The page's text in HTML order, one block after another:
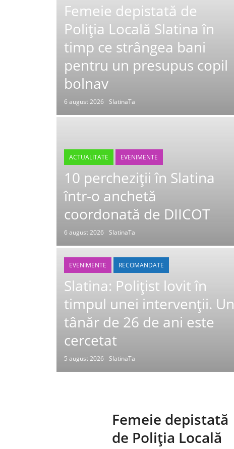
Femeie depistată de
Poliția Locală Slatina în
timp ce strângea bani
pentru un presupus copil
bolnav
6 august 2026 SlatinaTa
ACTUALITATE EVENIMENTE
10 percheziții în Slatina
într-o anchetă
coordonată de DIICOT
6 august 2026 SlatinaTa
EVENIMENTE RECOMANDATE
Slatina: Polițist lovit în
timpul unei intervenții. Un
tânăr de 26 de ani este
cercetat
5 august 2026 SlatinaTa
Femeie depistată
de Poliția Locală